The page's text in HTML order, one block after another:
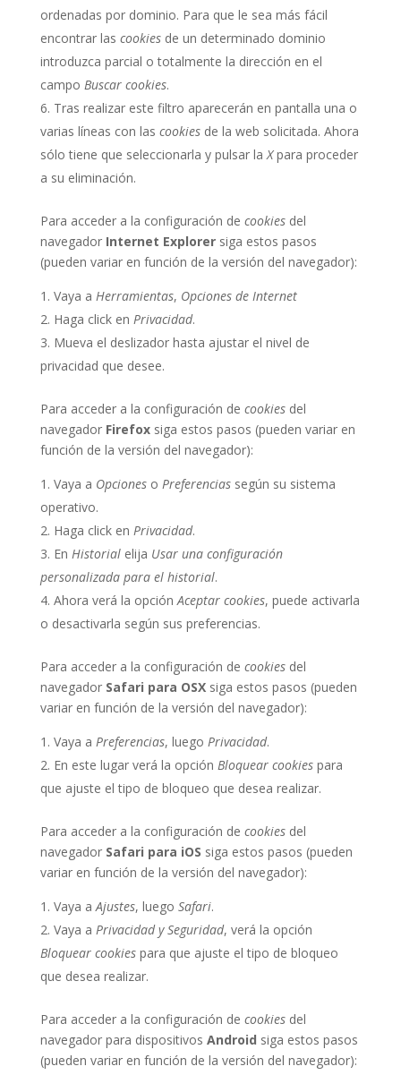
ordenadas por dominio. Para que le sea más fácil
encontrar las cookiesde un determinado dominio
introduzca parcial o totalmente la dirección en el
campo Buscar cookies.
Tras realizar este filtro aparecerán en pantalla una o
varias líneas con las cookiesde la web solicitada. Ahora
sólo tiene que seleccionarla y pulsar laXpara proceder
a su eliminación.
Para acceder a la configuración de cookiesdel
navegador Internet Explorersiga estos pasos
(pueden variar en función de la versión del navegador):
Vaya a Herramientas, Opciones de Internet
Haga click en Privacidad.
Mueva el deslizador hasta ajustar el nivel de
privacidad que desee.
Para acceder a la configuración de cookiesdel
navegador Firefoxsiga estos pasos (pueden variar en
función de la versión del navegador):
Vaya a Opcioneso Preferenciassegún su sistema
operativo.
Haga click en Privacidad.
En Historialelija Usar una configuración
personalizada para el historial.
Ahora verá la opciónAceptar cookies, puede activarla
o desactivarla según sus preferencias.
Para acceder a la configuración de cookiesdel
navegador Safari para OSXsiga estos pasos (pueden
variar en función de la versión del navegador):
Vaya a Preferencias, luego Privacidad.
En este lugar verá la opción Bloquear cookiespara
que ajuste el tipo de bloqueo que desea realizar.
Para acceder a la configuración de cookiesdel
navegador Safari para iOS siga estos pasos (pueden
variar en función de la versión del navegador):
Vaya aAjustes, luego Safari.
Vaya a Privacidad y Seguridad, verá la opción
Bloquear cookiespara que ajuste el tipo de bloqueo
que desea realizar.
Para acceder a la configuración de cookiesdel
navegador para dispositivos Android siga estos pasos
(pueden variar en función de la versión del navegador):